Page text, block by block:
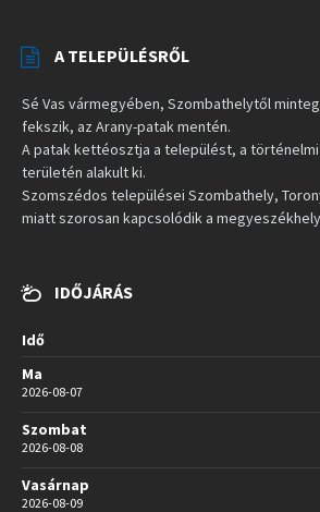
A TELEPÜLÉSRŐL
Sé Vas vármegyében, Szombathelytől
fekszik, az Arany-patak mentén.
A patak kettéosztja a települést, a
területén alakult ki.
Szomszédos települései Szombathely,
miatt szorosan kapcsolódik a
IDŐJÁRÁS
Idő
Ma
2026-08-07
Szombat
2026-08-08
Vasárnap
2026-08-09